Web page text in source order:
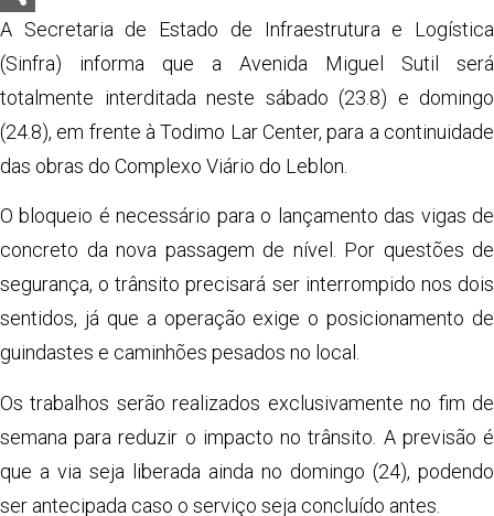
Share
A Secretaria de Estado de Infraestrutura e Logística
(Sinfra) informa que a Avenida Miguel Sutil será
totalmente interditada neste sábado (23.8) e domingo
(24.8), em frente à Todimo Lar Center, para a continuidade
das obras do Complexo Viário do Leblon.
O bloqueio é necessário para o lançamento das vigas de
concreto da nova passagem de nível. Por questões de
segurança, o trânsito precisará ser interrompido nos dois
sentidos, já que a operação exige o posicionamento de
guindastes e caminhões pesados no local.
Os trabalhos serão realizados exclusivamente no fim de
semana para reduzir o impacto no trânsito. A previsão é
que a via seja liberada ainda no domingo (24), podendo
ser antecipada caso o serviço seja concluído antes.